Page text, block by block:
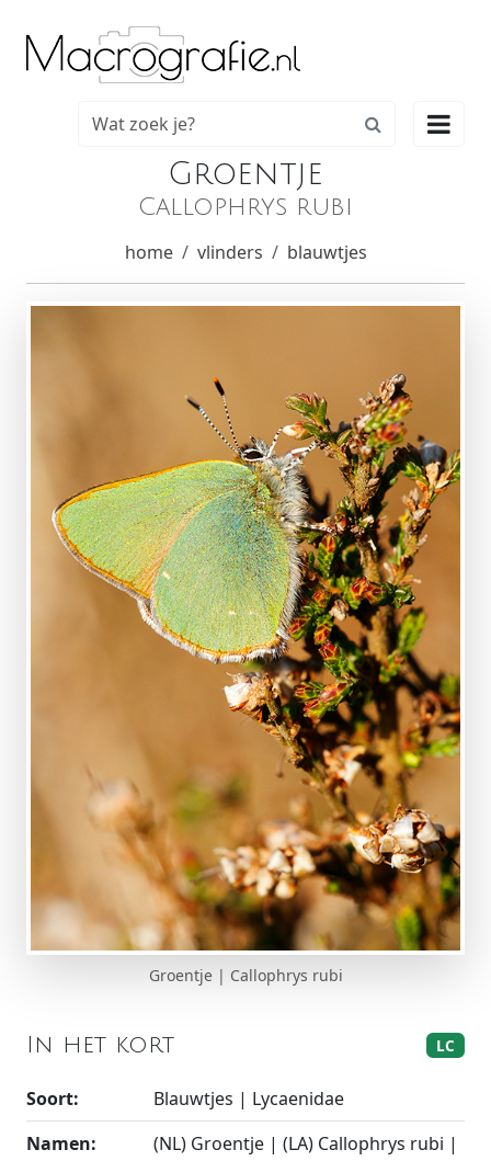

Groentje
Callophrys rubi
home vlinders blauwtjes
Groentje | Callophrys rubi
In het kort LC
Soort:
Blauwtjes | Lycaenidae
Namen:
(NL) Groentje | (LA) Callophrys rubi |